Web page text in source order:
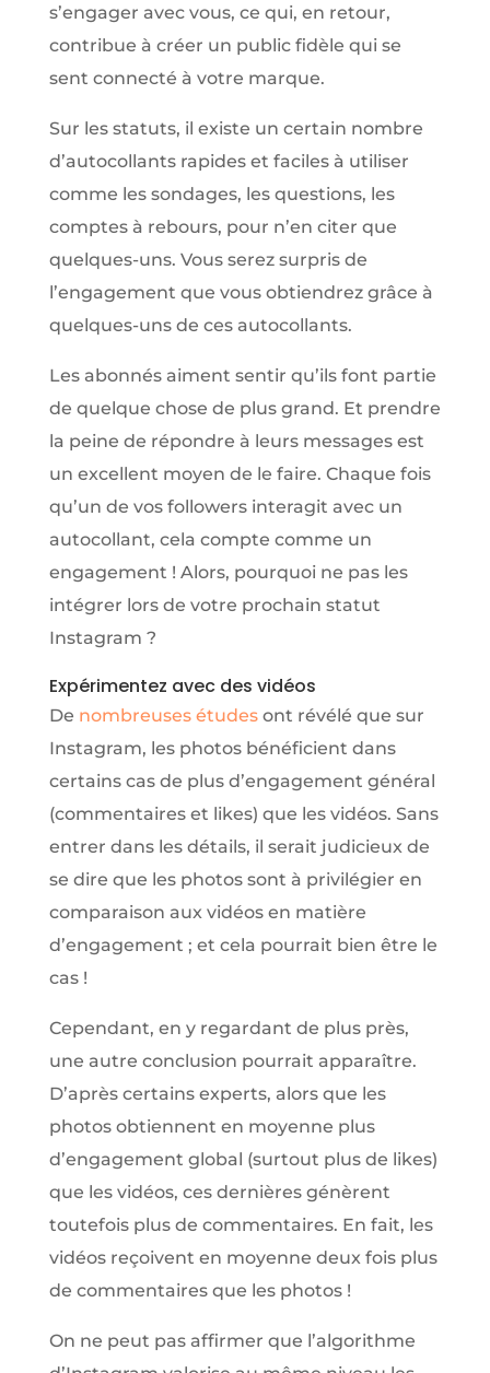
s’engager avec vous, ce qui, en retour,
contribue à créer un public fidèle qui se
sent connecté à votre marque.
Sur les statuts, il existe un certain nombre
d’autocollants rapides et faciles à utiliser
comme les sondages, les questions, les
comptes à rebours, pour n’en citer que
quelques-uns. Vous serez surpris de
l’engagement que vous obtiendrez grâce à
quelques-uns de ces autocollants.
Les abonnés aiment sentir qu’ils font partie
de quelque chose de plus grand. Et prendre
la peine de répondre à leurs messages est
un excellent moyen de le faire. Chaque fois
qu’un de vos followers interagit avec un
autocollant, cela compte comme un
engagement ! Alors, pourquoi ne pas les
intégrer lors de votre prochain statut
Instagram ?
Expérimentez avec des vidéos
De nombreuses étudesont révélé que sur
Instagram, les photos bénéficient dans
certains cas de plus d’engagement général
(commentaires et likes) que les vidéos. Sans
entrer dans les détails, il serait judicieux de
se dire que les photos sont à privilégier en
comparaison aux vidéos en matière
d’engagement ; et cela pourrait bien être le
cas !
Cependant, en y regardant de plus près,
une autre conclusion pourrait apparaître.
D’après certains experts, alors que les
photos obtiennent en moyenne plus
d’engagement global (surtout plus de likes)
que les vidéos, ces dernières génèrent
toutefois plus de commentaires. En fait, les
vidéos reçoivent en moyenne deux fois plus
de commentaires que les photos !
On ne peut pas affirmer que l’algorithme